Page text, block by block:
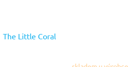
The Little Coral